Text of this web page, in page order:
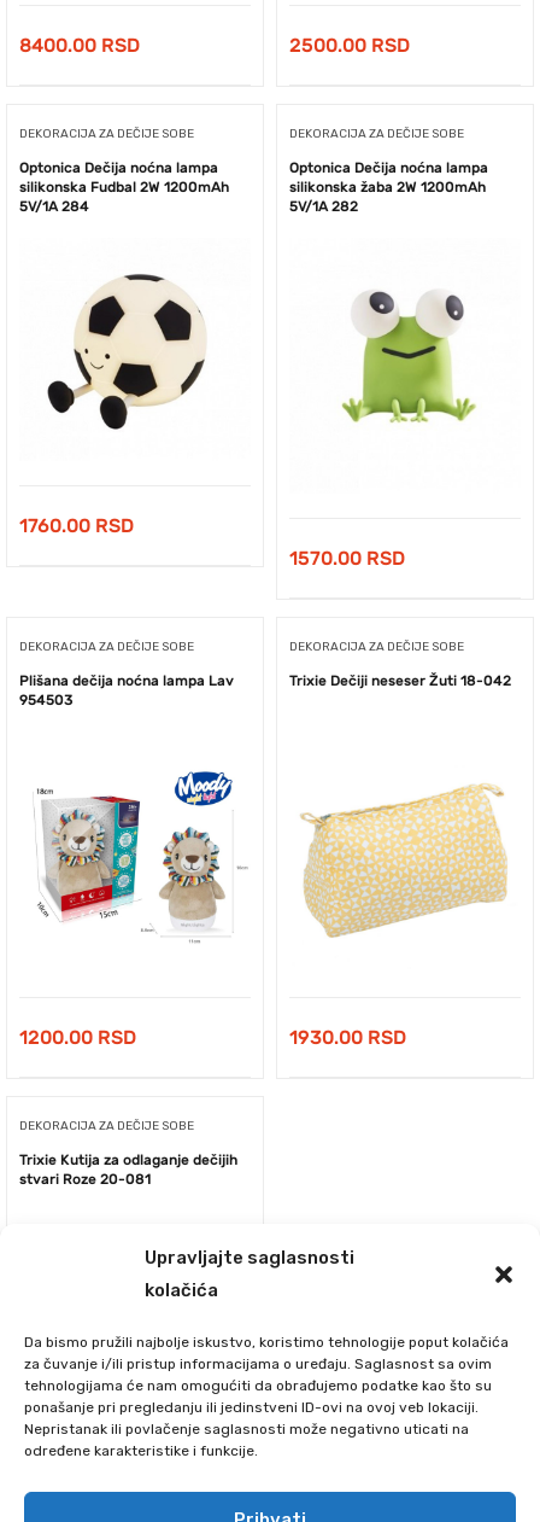
Upravljajte saglasnosti
kolačića
Da bismo pružili najbolje iskustvo, koristimo tehnologije poput kolačića
za čuvanje i/ili pristup informacijama o uređaju. Saglasnost sa ovim
tehnologijama će nam omogućiti da obrađujemo podatke kao što su
ponašanje pri pregledanju ili jedinstveni ID-ovi na ovoj veb lokaciji.
Nepristanak ili povlačenje saglasnosti može negativno uticati na
određene karakteristike i funkcije.
8400.00 RSD 2500.00 RSD
DEKORACIJA ZA DEČIJE SOBE
Optonica Dečija noćna lampa
silikonska Fudbal 2W 1200mAh
5V/1A 284
1760.00 RSD
DEKORACIJA ZA DEČIJE SOBE
Optonica Dečija noćna lampa
silikonska žaba 2W 1200mAh
5V/1A 282
1570.00 RSD
DEKORACIJA ZA DEČIJE SOBE
Plišana dečija noćna lampa Lav
954503
1200.00 RSD
DEKORACIJA ZA DEČIJE SOBE
Trixie Dečiji neseser Žuti 18-042
1930.00 RSD
DEKORACIJA ZA DEČIJE SOBE
Trixie Kutija za odlaganje dečijih
stvari Roze 20-081